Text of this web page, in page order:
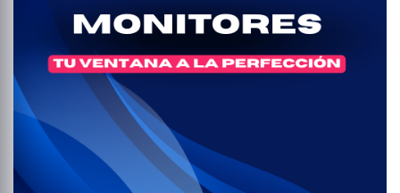
Ratones Gaming